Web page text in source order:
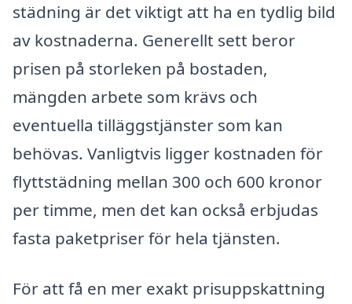
städning är det viktigt att ha en tydlig bild
av kostnaderna. Generellt sett beror
prisen på storleken på bostaden,
mängden arbete som krävs och
eventuella tilläggstjänster som kan
behövas. Vanligtvis ligger kostnaden för
flyttstädning mellan 300 och 600 kronor
per timme, men det kan också erbjudas
fasta paketpriser för hela tjänsten.
För att få en mer exakt prisuppskattning